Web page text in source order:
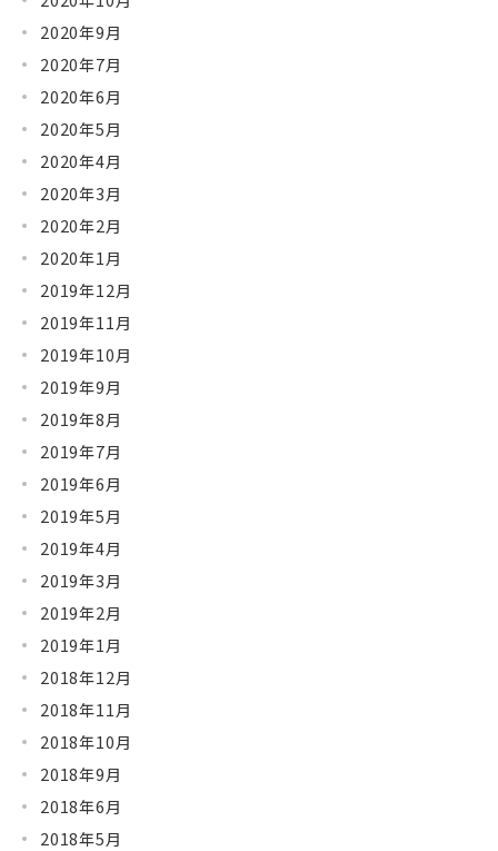
2020年9月
2020年7月
2020年6月
2020年5月
2020年4月
2020年3月
2020年2月
2020年1月
2019年12月
2019年11月
2019年10月
2019年9月
2019年8月
2019年7月
2019年6月
2019年5月
2019年4月
2019年3月
2019年2月
2019年1月
2018年12月
2018年11月
2018年10月
2018年9月
2018年6月
2018年5月